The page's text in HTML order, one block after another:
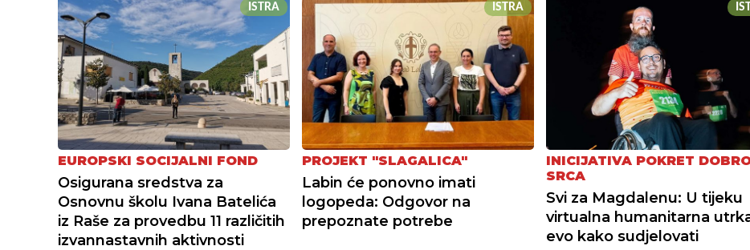
ISTRA
EUROPSKI SOCIJALNI FOND
Osigurana sredstva za
Osnovnu školu Ivana Batelića
iz Raše za provedbu 11 različitih
izvannastavnih aktivnosti
ISTRA
PROJEKT "SLAGALICA"
Labin će ponovno imati
logopeda: Odgovor na
prepoznate potrebe
INICIJATIVA POKRET
SRCA
Svi za Magdalenu: U tijeku
virtualna humanitarna
evo kako sudjelovati